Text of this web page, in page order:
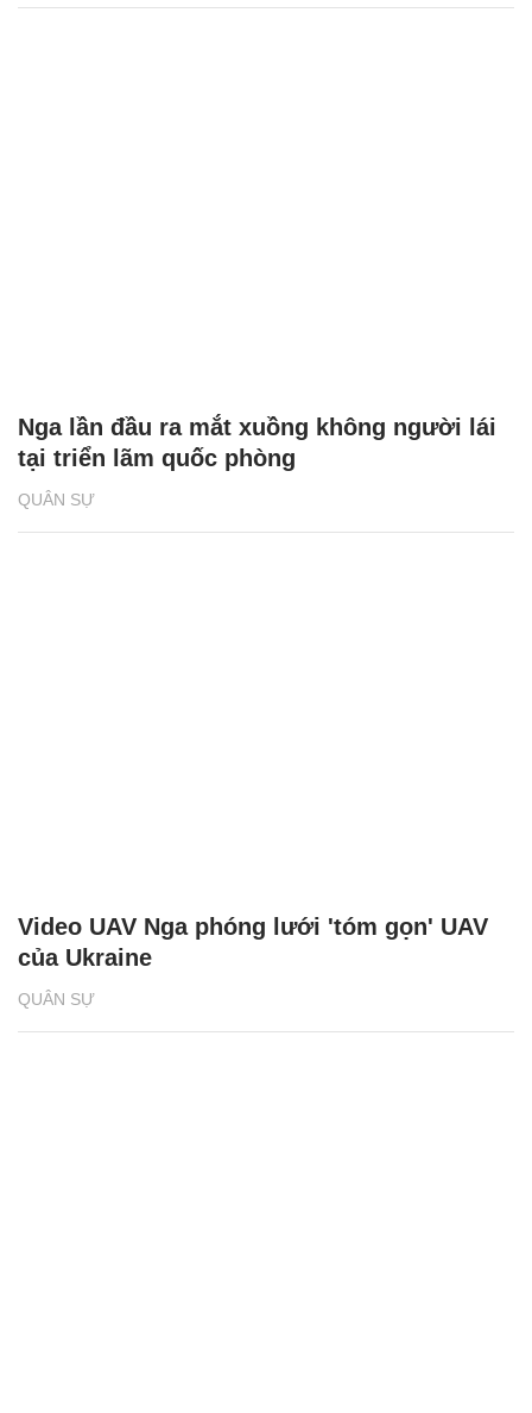
QUÂN SỰ
Nga lần đầu ra mắt xuồng không người lái
tại triển lãm quốc phòng
QUÂN SỰ
Video UAV Nga phóng lưới 'tóm gọn' UAV
của Ukraine